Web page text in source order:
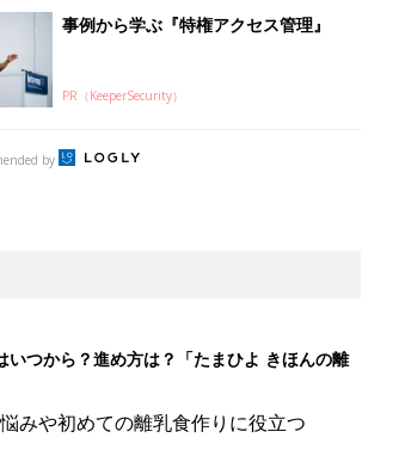
事例から学ぶ『特権アクセス管理』
PR（KeeperSecurity）
by
いつから？進め方は？「たまひよ きほんの離
みや初めての離乳食作りに役立つ